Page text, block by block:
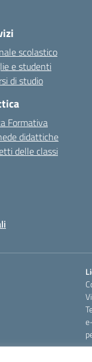
scolastico
e studenti
di studio
Formativa
didattiche
delle classi